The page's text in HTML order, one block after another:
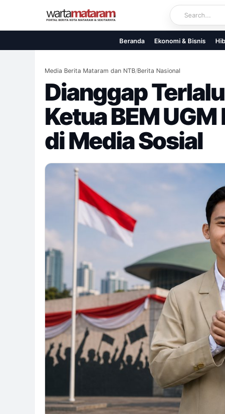
content
Beranda Ekonomi & Bisnis
Media Berita Mataram dan NTB/Berita Nasional
Dianggap
Ketua BEM
di Media Sosial